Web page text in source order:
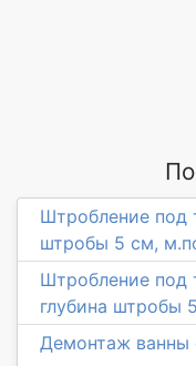
Штробление под
штробы 5 см,
Штробление под
глубина штробы
Демонтаж ванны